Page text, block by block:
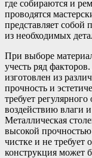
где собираются и
проводятся
представляет собой
из необходимых
При выборе
учесть ряд
изготовлен из
прочность и
требует
воздействию влаги
Металлическая
высокой
чистке и не требует
конструкция может